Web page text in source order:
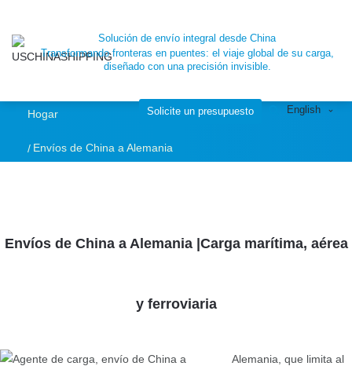
Solución de envío integral desde China
Transformando fronteras en puentes: el viaje global de su carga,
diseñado con una precisión invisible.
Solicite un presupuesto English
Hogar
Envíos de China a Alemania
Envíos de China a Alemania |Carga marítima, aérea
y ferroviaria
Alemania, que limita al